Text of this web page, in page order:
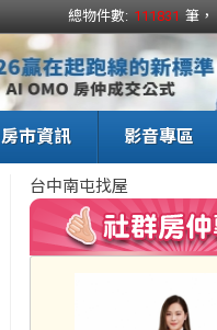
總物件數: 111831 筆，
房市資訊 影音專區
台中南屯找屋